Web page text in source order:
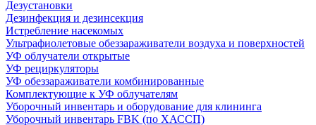
Дезустановки
Дезинфекция и дезинсекция
Истребление насекомых
Ультрафиолетовые обеззараживатели воздуха и поверхностей
УФ облучатели открытые
УФ рециркуляторы
УФ обеззараживатели комбинированные
Комплектующие к УФ облучателям
Уборочный инвентарь и оборудование для клининга
Уборочный инвентарь FBK (по ХАССП)